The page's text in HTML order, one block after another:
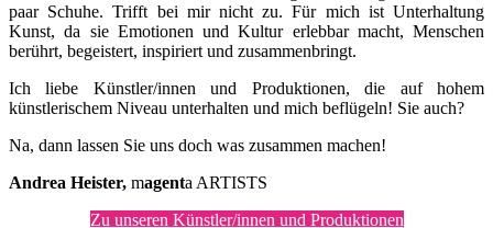
paar Schuhe. Trifft bei mir nicht zu. Für mich ist Unterhaltung
Kunst, da sie Emotionen und Kultur erlebbar macht, Menschen
berührt, begeistert, inspiriert und zusammenbringt.
Ich liebe Künstler/innen und Produktionen, die auf hohem
künstlerischem Niveau unterhalten und mich beflügeln! Sie auch?
Na, dann lassen Sie uns doch was zusammen machen!
Andrea Heister, magenta ARTISTS
Zu unseren Künstler/innen und Produktionen